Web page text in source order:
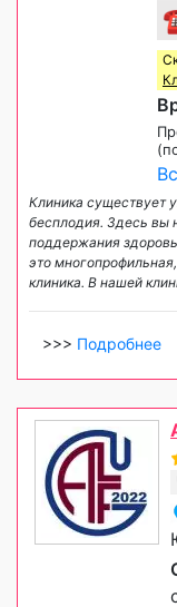
Клиника существует
бесплодия. Здесь вы
поддержания
это
клиника. В нашей
>>> Подробнее